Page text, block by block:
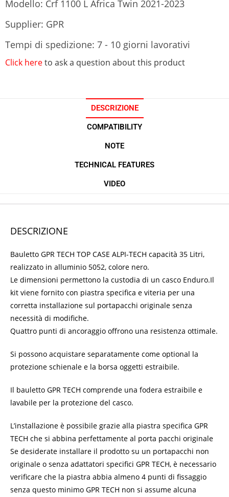
Modello: Crf 1100 L Africa Twin 2021-2023
Supplier: GPR
Tempi di spedizione: 7 - 10 giorni lavorativi
Click hereto ask a question about this product
DESCRIZIONE
COMPATIBILITY
NOTE
TECHNICAL FEATURES
VIDEO
DESCRIZIONE
Bauletto GPR TECH TOP CASE ALPI-TECH capacità 35 Litri,
realizzato in alluminio 5052, colore nero.
Le dimensioni permettono la custodia di un casco Enduro.Il
kit viene fornito con piastra specifica e viteria per una
corretta installazione sul portapacchi originale senza
necessità di modifiche.
Quattro punti di ancoraggio offrono una resistenza ottimale.
Si possono acquistare separatamente come optional la
protezione schienale e la borsa oggetti estraibile.
Il bauletto GPR TECH comprende una fodera estraibile e
lavabile per la protezione del casco.
L’installazione è possibile grazie alla piastra specifica GPR
TECH che si abbina perfettamente al porta pacchi originale
Se desiderate installare il prodotto su un portapacchi non
originale o senza adattatori specifici GPR TECH, è necessario
verificare che la piastra abbia almeno 4 punti di fissaggio
senza questo minimo GPR TECH non si assume alcuna